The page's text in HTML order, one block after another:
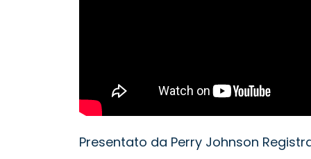
Presentato da Perry Johnson